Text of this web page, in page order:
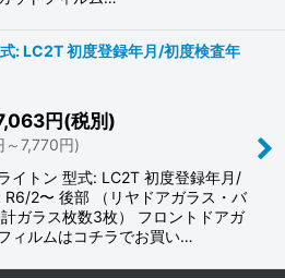
式: LC2T 初度登録年月/初度検査年
円(税別)
～7,770円)
イトン 型式: LC2T 初度登録年月/
R6/2〜 後部 （リヤドアガラス・バ
ガラス枚数3枚） フロントドアガ
ィルムはコチラでお買い…